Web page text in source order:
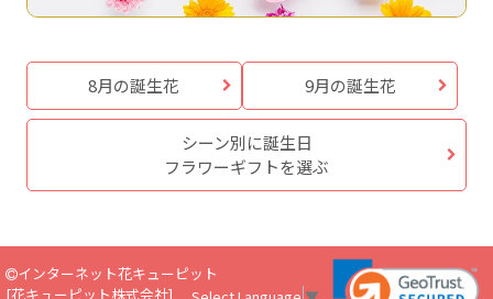
8月の誕生花 9月の誕生花
シーン別に誕生日
フラワーギフトを選ぶ
インターネット花キューピット
[花キューピット株式会社]